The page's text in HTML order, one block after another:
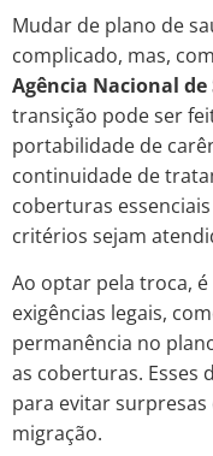
Mudar de plano de
complicado, mas,
Agência Nacional de
transição pode ser
portabilidade de
continuidade de
coberturas
critérios sejam
Ao optar pela troca,
exigências legais,
permanência no
as coberturas. Esses
para evitar
migração.